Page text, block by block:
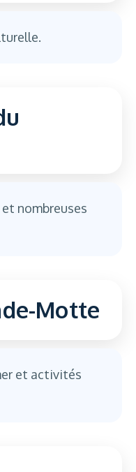
nombreuses
Motte
et activités